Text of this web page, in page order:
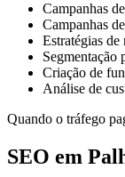
Campanhas
Campanhas
Estratégias de
Segmentação
Criação de
Análise de
Quando o tráfego
SEO em